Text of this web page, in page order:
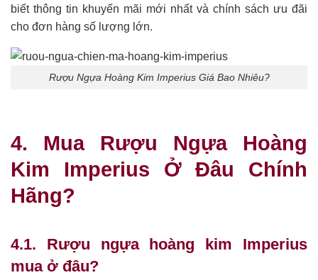
biết thông tin khuyến mãi mới nhất và chính sách ưu đãi
cho đơn hàng số lượng lớn.
Rượu Ngựa Hoàng Kim Imperius Giá Bao Nhiêu?
4. Mua Rượu Ngựa Hoàng
Kim Imperius Ở Đâu Chính
Hãng?
4.1. Rượu ngựa hoàng kim Imperius
mua ở đâu?